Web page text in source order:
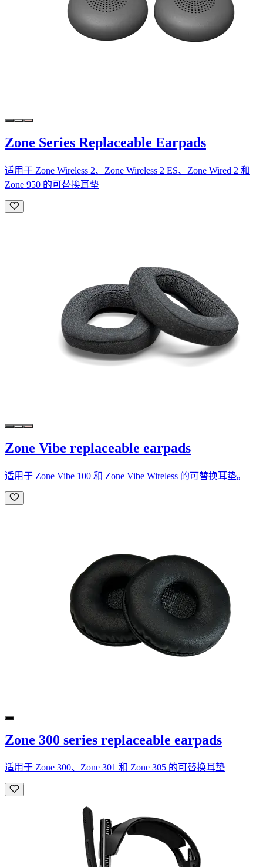
Zone Series Replaceable Earpads
适用于 Zone Wireless 2、Zone Wireless 2 ES、Zone Wired 2 和
Zone 950 的可替换耳垫
Zone Vibe replaceable earpads
适用于 Zone Vibe 100 和 Zone Vibe Wireless 的可替换耳垫。
Zone 300 series replaceable earpads
适用于 Zone 300、Zone 301 和 Zone 305 的可替换耳垫